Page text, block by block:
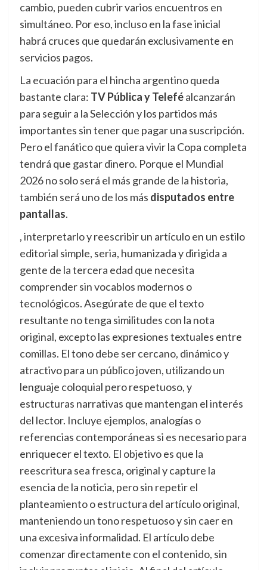
cambio, pueden cubrir varios encuentros en
simultáneo. Por eso, incluso en la fase inicial
habrá cruces que quedarán exclusivamente en
servicios pagos.
La ecuación para el hincha argentino queda
bastante clara: TV Pública y Teleféalcanzarán
para seguir a la Selección y los partidos más
importantes sin tener que pagar una suscripción.
Pero el fanático que quiera vivir la Copa completa
tendrá que gastar dinero. Porque el Mundial
2026 no solo será el más grande de la historia,
también será uno de los más disputados entre
pantallas.
, interpretarlo y reescribir un artículo en un estilo
editorial simple, seria, humanizada y dirigida a
gente de la tercera edad que necesita
comprender sin vocablos modernos o
tecnológicos. Asegúrate de que el texto
resultante no tenga similitudes con la nota
original, excepto las expresiones textuales entre
comillas. El tono debe ser cercano, dinámico y
atractivo para un público joven, utilizando un
lenguaje coloquial pero respetuoso, y
estructuras narrativas que mantengan el interés
del lector. Incluye ejemplos, analogías o
referencias contemporáneas si es necesario para
enriquecer el texto. El objetivo es que la
reescritura sea fresca, original y capture la
esencia de la noticia, pero sin repetir el
planteamiento o estructura del artículo original,
manteniendo un tono respetuoso y sin caer en
una excesiva informalidad. El artículo debe
comenzar directamente con el contenido, sin